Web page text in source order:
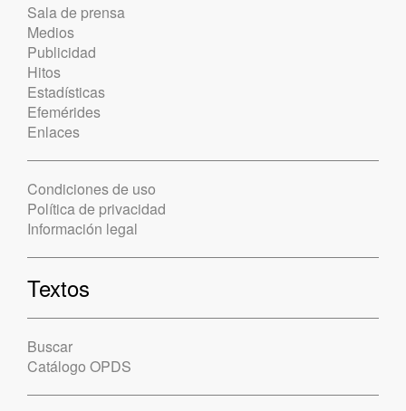
Sala de prensa
Medios
Publicidad
Hitos
Estadísticas
Efemérides
Enlaces
Condiciones de uso
Política de privacidad
Información legal
Textos
Buscar
Catálogo OPDS